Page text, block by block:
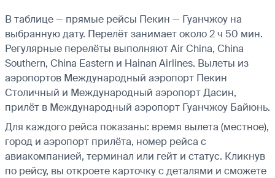
В таблице — прямые рейсы Пекин — Гуанчжоу на
выбранную дату. Перелёт занимает около 2 ч 50 мин.
Регулярные перелёты выполняют Air China, China
Southern, China Eastern и Hainan Airlines. Вылеты из
аэропортов Международный аэропорт Пекин
Столичный и Международный аэропорт Дасин,
прилёт в Международный аэропорт Гуанчжоу Байюнь.
Для каждого рейса показаны: время вылета (местное),
город и аэропорт прилёта, номер рейса с
авиакомпанией, терминал или гейт и статус. Кликнув
по рейсу, вы откроете карточку с деталями и сможете